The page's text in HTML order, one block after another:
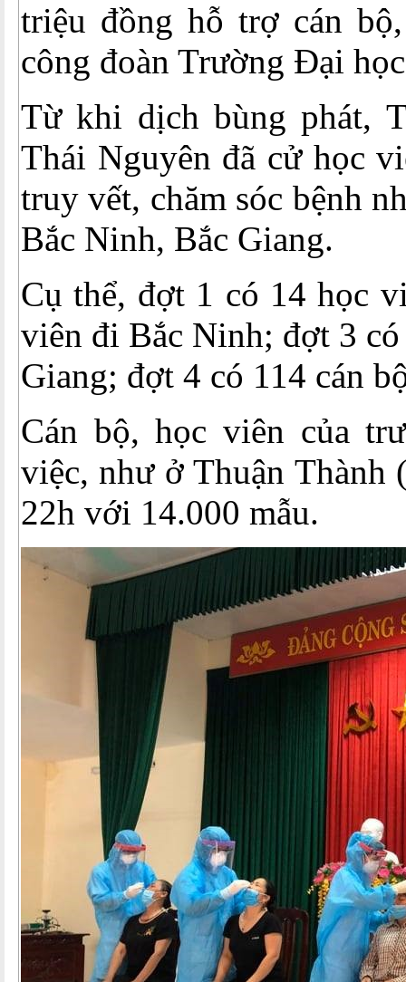
triệu đồng hỗ trợ cán
công đoàn Trường Đại
Từ khi dịch bùng phát,
Thái Nguyên đã cử học
truy vết, chăm sóc bệnh
Bắc Ninh, Bắc Giang.
Cụ thể, đợt 1 có 14 học
viên đi Bắc Ninh; đợt 3
Giang; đợt 4 có 114 cán
Cán bộ, học viên của
việc, như ở Thuận Thành
22h với 14.000 mẫu.